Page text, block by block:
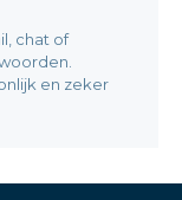
chat of
en zeker